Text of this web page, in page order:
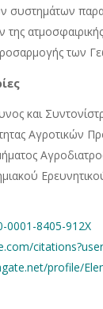
συστημάτων
των
και
Αγροτικών
0001-8405-912X
profile/